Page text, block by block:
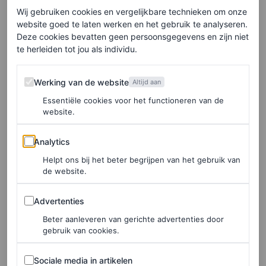
stond prachtig bij haar blonde haar, dat ze los over haar
schouders droeg. Ze combineerde de jurk met een
chunky gouden choker-halsketting en bordeauxrode
hakken.
Ook haar zussen pakten uit. Prinses Alexia droeg een
wijde witte blouse met een zwarte rok. Dezelfde rok van
Maje die ze ook tijdens
Opvallend is ook de sticker die prinses Alexia op haar
telefoon heeft: daar staat namelijk
silhouet waar we de prinses vaker in zien.
Wij gebruiken cookies en vergelijkbare technieken om onze
website goed te laten werken en het gebruik te analyseren.
Deze cookies bevatten geen persoonsgegevens en zijn niet
te herleiden tot jou als individu.
Werking van de website
Werking van de website Altijd aan
Essentiële cookies voor het functioneren van de
website.
Analytics
Analytics
Helpt ons bij het beter begrijpen van het gebruik van
de website.
Advertenties
Advertenties
Beter aanleveren van gerichte advertenties door
gebruik van cookies.
Sociale media in artikelen
Sociale media in artikelen